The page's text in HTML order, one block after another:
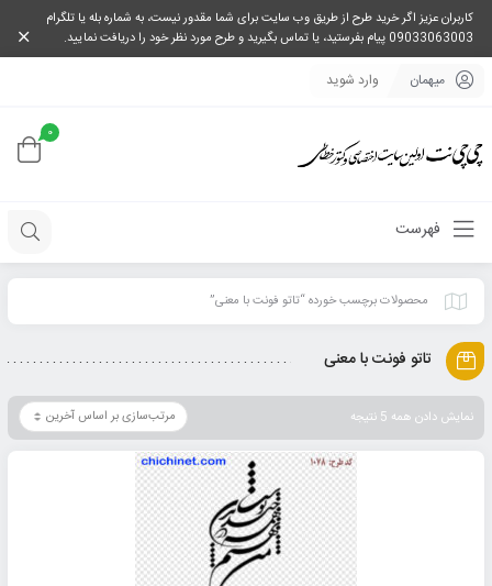
کاربران عزیز اگر خرید طرح از طریق وب سایت برای شما مقدور نیست، به شماره بله یا تلگرام
09033063003 پیام بفرستید، یا تماس بگیرید و طرح مورد نظر خود را دریافت نمایید.
میهمان وارد شوید
0
فهرست
محصولات برچسب خورده “تاتو فونت با معنی”
تاتو فونت با معنی
نمایش دادن همه 5 نتیجه